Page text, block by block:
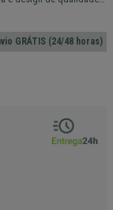
em 24/48H!
GRÁTIS (24/48 horas)